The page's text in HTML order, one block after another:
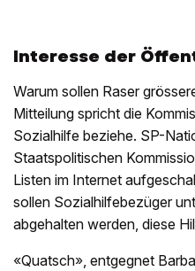
Interesse der
Warum sollen Raser
Mitteilung spricht die
Sozialhilfe beziehe. SP-
Staatspolitischen
Listen im Internet
sollen Sozialhilfebezüger
abgehalten werden, diese
«Quatsch», entgegnet